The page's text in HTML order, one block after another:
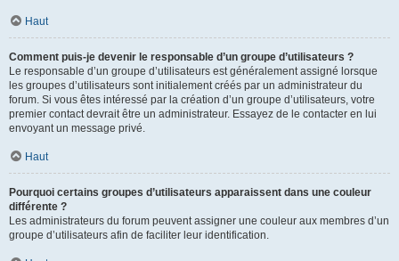
Haut
Comment puis-je devenir le responsable d’un groupe d’utilisateurs ?
Le responsable d’un groupe d’utilisateurs est généralement assigné lorsque
les groupes d’utilisateurs sont initialement créés par un administrateur du
forum. Si vous êtes intéressé par la création d’un groupe d’utilisateurs, votre
premier contact devrait être un administrateur. Essayez de le contacter en lui
envoyant un message privé.
Haut
Pourquoi certains groupes d’utilisateurs apparaissent dans une couleur
différente ?
Les administrateurs du forum peuvent assigner une couleur aux membres d’un
groupe d’utilisateurs afin de faciliter leur identification.